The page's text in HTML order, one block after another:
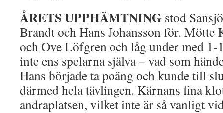
ÅRETS UPPHÄMTNING stod
Brandt och Hans Johansson för. Mötte
och Ove Löfgren och låg under med 1-
inte ens spelarna själva – vad som
Hans började ta poäng och kunde till
därmed hela tävlingen. Kärnans fina
andraplatsen, vilket inte är så vanligt